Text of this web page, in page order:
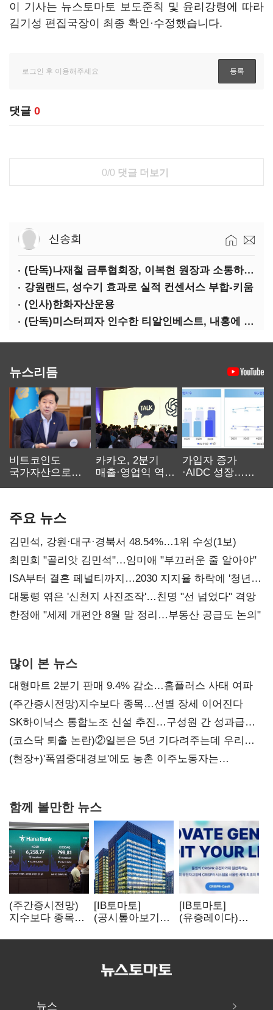
이 기사는 뉴스토마토 보도준칙 및 윤리강령에 따라
김기성 편집국장이 최종 확인·수정했습니다.
댓글 0
0/0 댓글 더보기
신송희
(단독)나재철 금투협회장, 이복현 원장과 소통하는 사이?
강원랜드, 성수기 효과로 실적 컨센서스 부합-키움
(인사)한화자산운용
(단독)미스터피자 인수한 티알인베스트, 내홍에 무너진 멜파스 인수전 참여
뉴스리듬
비트코인도
국가자산으로…'
카카오, 2분기
매출·영업익 역대
가입자 증가
·AIDC 성장…
주요 뉴스
김민석, 강원·대구·경북서 48.54%…1위 수성(1보)
최민희 "골리앗 김민석"…임미애 "부끄러운 줄 알아야"
ISA부터 결혼 페널티까지…2030 지지율 하락에 '청년
챙기기'
대통령 엮은 '신천지 사진조작'…친명 "선 넘었다" 격앙
한정애 "세제 개편안 8월 말 정리…부동산 공급도 논의"
많이 본 뉴스
대형마트 2분기 판매 9.4% 감소…홈플러스 사태 여파
(주간증시전망)지수보다 종목…선별 장세 이어진다
SK하이닉스 통합노조 신설 추진…구성원 간 성과급
불만 확산
(코스닥 퇴출 논란)②일본은 5년 기다려주는데 우리는
당장 퇴출?…시간만으론 부족한 코스닥 구하기
(현장+)'폭염중대경보'에도 농촌 이주노동자는
함께 볼만한 뉴스
(주간증시전망)
지수보다 종목…
이어진다
[IB토마토]
(공시톺아보기)
바로 매출로
[IB토마토]
(유증레이다)
3분의 1 토막…
뉴스